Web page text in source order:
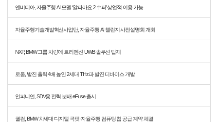
엔비디아, 자율주행 AI 모델 ‘알파마요 2 슈퍼’ 상업적 이용 가능
자율주행기술개발혁신사업단, 자율주행 AI 챌린지 사전설명회 개최
NXP, BMW 그룹 차량에 트리멘션 UWB 솔루션 탑재
로옴, 발진 출력 4배 높인 2세대 THz파 발진 디바이스 개발
인피니언, SDV용 전력 분배 eFuse 출시
퀄컴, BMW 차세대 디지털 콕핏·자율주행 컴퓨팅 칩 공급 계약 체결